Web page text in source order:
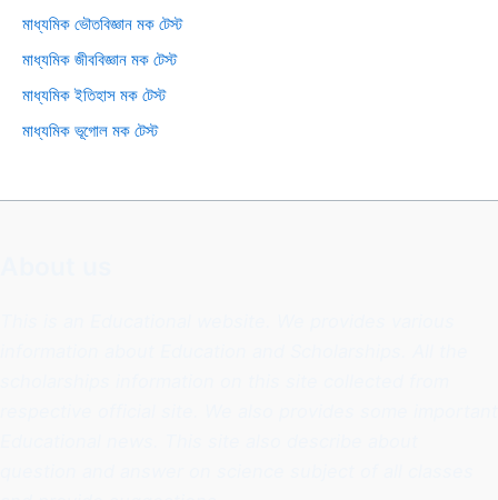
মাধ্যমিক ভৌতবিজ্ঞান মক টেস্ট
মাধ্যমিক জীববিজ্ঞান মক টেস্ট
মাধ্যমিক ইতিহাস মক টেস্ট
মাধ্যমিক ভূগোল মক টেস্ট